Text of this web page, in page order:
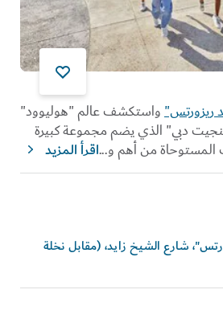
واستكشف عالم "هوليوود"
دبي" الذي يضم مجموعة كبيرة
المستوحاة من أهم و...اقرأ المزيد
شارع الشيخ زايد، (مقابل نخلة